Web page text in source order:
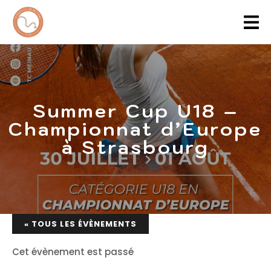
Summer Cup U18 –
Championnat d’Europe
à Strasbourg
« TOUS LES ÉVÈNEMENTS
Cet évènement est passé